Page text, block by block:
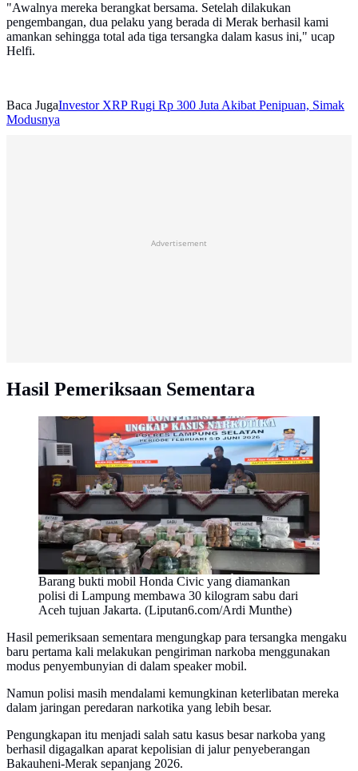
"Awalnya mereka berangkat bersama. Setelah dilakukan
pengembangan, dua pelaku yang berada di Merak berhasil kami
amankan sehingga total ada tiga tersangka dalam kasus ini," ucap
Helfi.
Baca JugaInvestor XRP Rugi Rp 300 Juta Akibat Penipuan, Simak
Modusnya
Advertisement
Hasil Pemeriksaan Sementara
Barang bukti mobil Honda Civic yang diamankan
polisi di Lampung membawa 30 kilogram sabu dari
Aceh tujuan Jakarta. (Liputan6.com/Ardi Munthe)
Hasil pemeriksaan sementara mengungkap para tersangka mengaku
baru pertama kali melakukan pengiriman narkoba menggunakan
modus penyembunyian di dalam speaker mobil.
Namun polisi masih mendalami kemungkinan keterlibatan mereka
dalam jaringan peredaran narkotika yang lebih besar.
Pengungkapan itu menjadi salah satu kasus besar narkoba yang
berhasil digagalkan aparat kepolisian di jalur penyeberangan
Bakauheni-Merak sepanjang 2026.